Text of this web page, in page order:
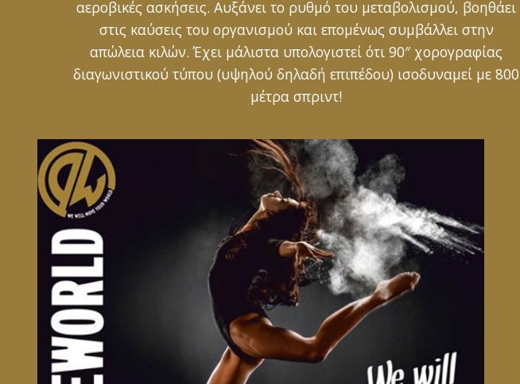
αεροβικές ασκήσεις. Αυξάνει το ρυθμό του μεταβολισμού, βοηθάει
στις καύσεις του οργανισμού και επομένως συμβάλλει στην
απώλεια κιλών. Έχει μάλιστα υπολογιστεί ότι 90″ χορογραφίας
διαγωνιστικού τύπου (υψηλού δηλαδή επιπέδου) ισοδυναμεί με 800
μέτρα σπριντ!